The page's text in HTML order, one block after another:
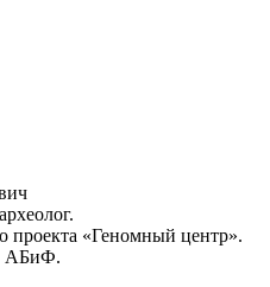
проекта «Геномный центр».
АБиФ.